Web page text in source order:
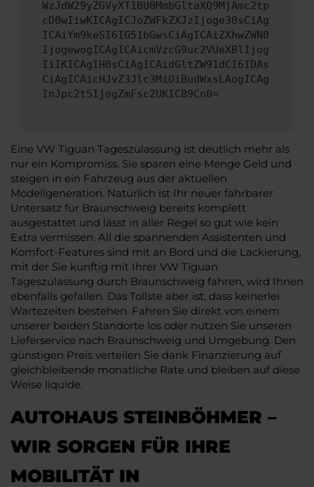
WzJdW29yZGVyXT1BU0MmbGltaXQ9MjAmc2tp
cD0wIiwKICAgICJoZWFkZXJzIjoge30sCiAg
ICAiYm9keSI6IG51bGwsCiAgICAiZXhwZWN0
IjogewogICAgICAicmVzcG9uc2VUeXBlIjog
IiIKICAgIH0sCiAgICAidGltZW91dCI6IDAs
CiAgICAicHJvZ3Jlc3MiOiBudWxsLAogICAg
InJpc2t5IjogZmFsc2UKICB9Cn0=
Eine VW Tiguan Tageszulassung ist deutlich mehr als
nur ein Kompromiss. Sie sparen eine Menge Geld und
steigen in ein Fahrzeug aus der aktuellen
Modellgeneration. Natürlich ist Ihr neuer fahrbarer
Untersatz für Braunschweig bereits komplett
ausgestattet und lässt in aller Regel so gut wie kein
Extra vermissen. All die spannenden Assistenten und
Komfort-Features sind mit an Bord und die Lackierung,
mit der Sie künftig mit Ihrer VW Tiguan
Tageszulassung durch Braunschweig fahren, wird Ihnen
ebenfalls gefallen. Das Tollste aber ist, dass keinerlei
Wartezeiten bestehen. Fahren Sie direkt von einem
unserer beiden Standorte los oder nutzen Sie unseren
Lieferservice nach Braunschweig und Umgebung. Den
günstigen Preis verteilen Sie dank Finanzierung auf
gleichbleibende monatliche Rate und bleiben auf diese
Weise liquide.
AUTOHAUS STEINBÖHMER –
WIR SORGEN FÜR IHRE
MOBILITÄT IN